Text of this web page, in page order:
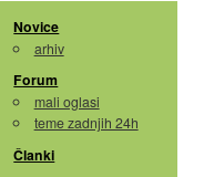
Novice
arhiv
Forum
mali oglasi
teme zadnjih 24h
Članki